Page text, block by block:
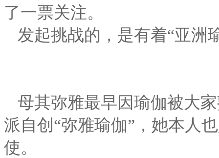
了一票关注。
发起挑战的，是有着“亚洲
母其弥雅最早因瑜伽被大
派自创“弥雅瑜伽”，她本人
使。